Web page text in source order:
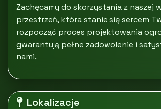
Zachęcamy do skorzystania z naszej
przestrzeń, która stanie się sercem
rozpocząć proces projektowania
gwarantują pełne zadowolenie i
nami.
Lokalizacje